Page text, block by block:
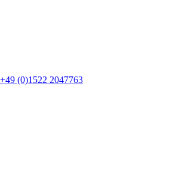
+49 (0)1522 2047763